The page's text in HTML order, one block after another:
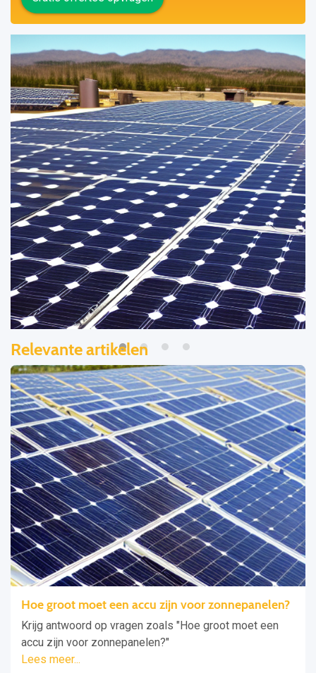
Relevante artikelen
Hoe groot moet een accu zijn voor zonnepanelen?
Krijg antwoord op vragen zoals "Hoe groot moet een
accu zijn voor zonnepanelen?"
Lees meer...